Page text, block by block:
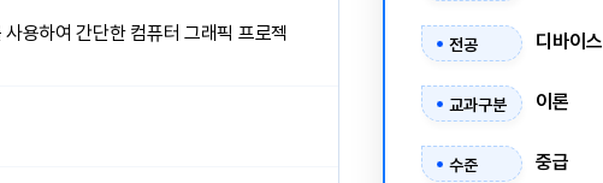
용하여 간단한 컴퓨터 그래픽 프로젝
전공 디바이스
교과구분 이론
수준 중급